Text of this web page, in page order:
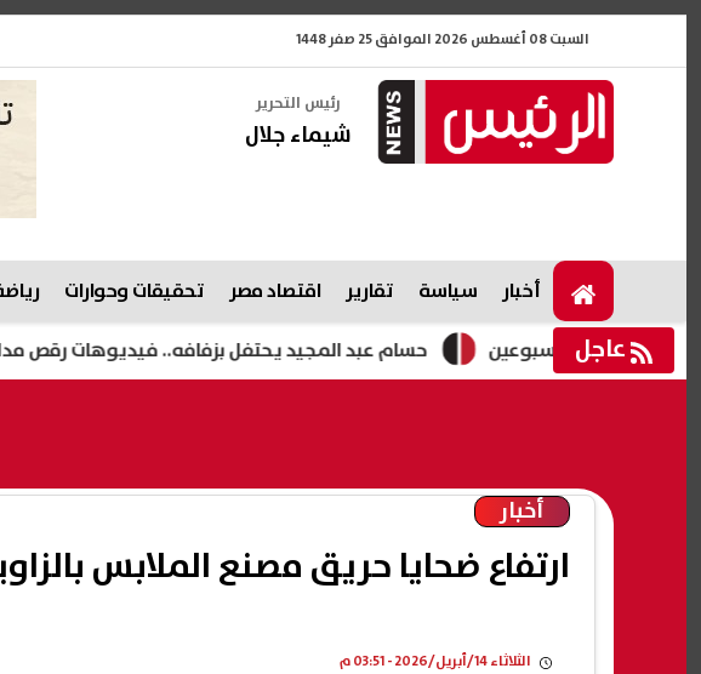
السبت 08 أغسطس 2026 الموافق 25 صفر 1448
رئيس التحرير
شيماء جلال
أخبار سياسة تقارير اقتصاد مصر تحقيقات وحوارات
عاجل حسام عبد المجيد يحتفل بزفافه.. فيديوهات رقص مدافع لمدة أسبوعين
أخبار
ارتفاع ضحايا حريق مصنع الملابس بالزاوية
الثلاثاء 14/أبريل/2026 - 03:51 م